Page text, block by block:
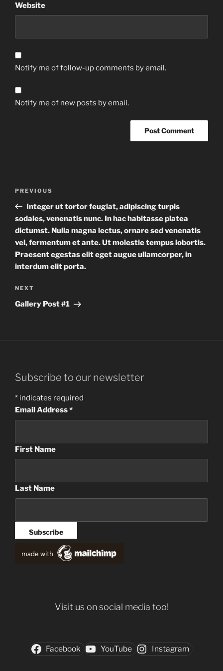
Website
Notify me of follow-up comments by email.
Notify me of new posts by email.
Previous
Post
PREVIOUS
Integer ut tortor feugiat, adipiscing turpis
sodales, venenatis nunc. In hac habitasse platea
dictumst. Nulla magna lectus, ornare sed venenatis
vel, fermentum et ante. Ut molestie tempus lobortis.
Praesent egestas elit eget augue ullamcorper, in
interdum elit porta.
Next
Post
NEXT
Gallery Post #1
Subscribe to our newsletter
* indicates required
Email Address*
First Name
Last Name
Visit us on social media too!
Facebook YouTube Instagram